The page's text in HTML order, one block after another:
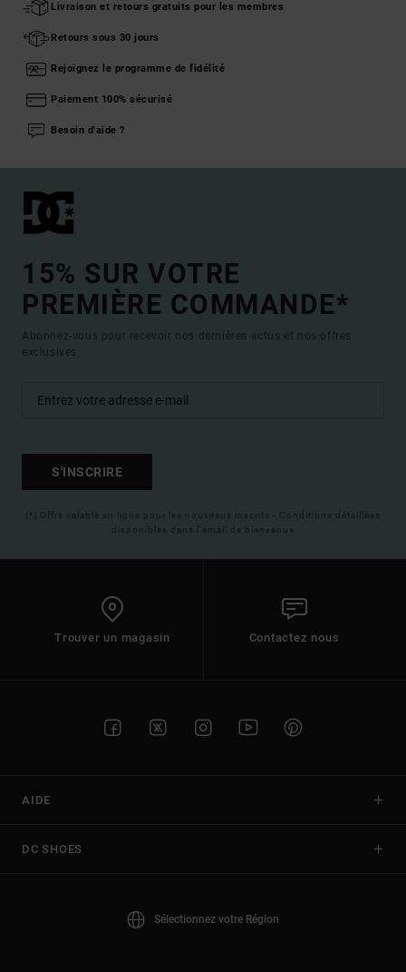
Livraison et retours gratuits pour les membres
Retours sous 30 jours
Rejoignez le programme de fidélité
Paiement 100% sécurisé
Besoin d'aide ?
15% SUR VOTRE
PREMIÈRE COMMANDE*
Abonnez-vous pour recevoir nos dernières actus et nos offres
exclusives.
S'INSCRIRE
(*) Offre valable en ligne pour les nouveaux inscrits - Conditions détaillées
disponibles dans l'email de bienvenue
Trouver un magasin Contactez nous
AIDE
DC SHOES
Sélectionnez votre Région